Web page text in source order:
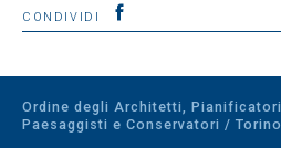
CONDIVIDI
Ordine degli Architetti, Pianificatori
Paesaggisti e Conservatori / Torino